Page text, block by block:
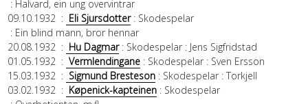
: Halvard, ein ung overvintrar
09.10.1932: Eli Sjursdotter: Skodespelar
: Ein blind mann, bror hennar
20.08.1932: Hu Dagmar: Skodespelar: Jens Sigfridstad
01.05.1932: Vermlendingane: Skodespelar: Sven Ersson
15.03.1932: Sigmund Bresteson: Skodespelar: Torkjell
03.02.1932: Køpenick-kapteinen: Skodespelar